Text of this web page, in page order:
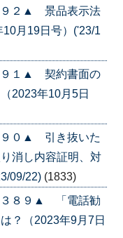
９２▲ 景品表示法
月19日号）('23/1
９１▲ 契約書面の
2023年10月5日
９０▲ 引き抜いた
消し内容証明、対
09/22) (1833)
３８９▲ 「電話勧
？（2023年9月7日